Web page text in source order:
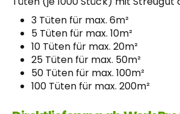
3 Tüten für max. 6m²
5 Tüten für max. 10m²
10 Tüten für max. 20m²
25 Tüten für max. 50m²
50 Tüten für max. 100m²
100 Tüten für max. 200m²